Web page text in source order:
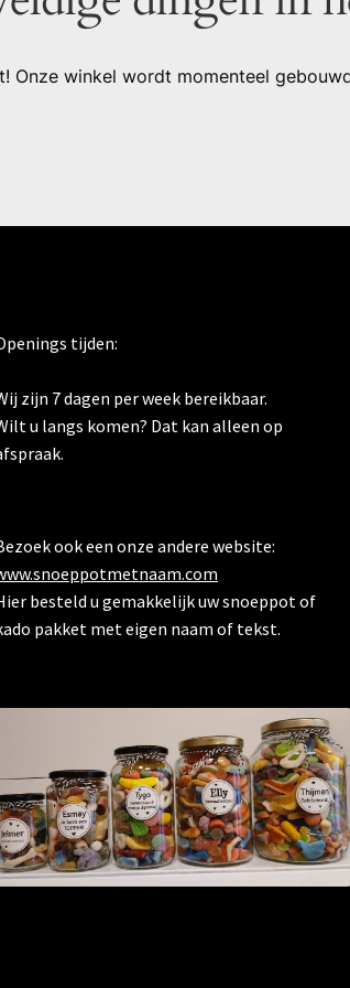
Onze winkel wordt momenteel
tijden:
zijn 7 dagen per week bereikbaar.
u langs komen? Dat kan alleen op
ook een onze andere website:
besteld u gemakkelijk uw snoeppot of
pakket met eigen naam of tekst.